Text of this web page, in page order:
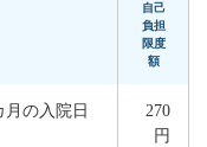
自己
負担
限度
額
月の入院日
270
円